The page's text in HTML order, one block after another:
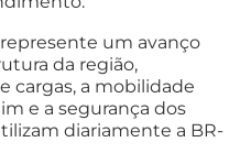
um avanço
da região,
cargas, a mobilidade
e a segurança dos
diariamente a BR-